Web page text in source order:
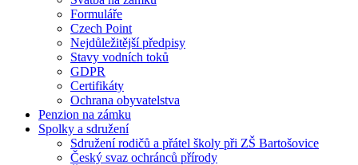
Formuláře
Czech Point
Nejdůležitější předpisy
Stavy vodních toků
GDPR
Certifikáty
Ochrana obyvatelstva
Penzion na zámku
Spolky a sdružení
Sdružení rodičů a přátel školy při ZŠ Bartošovice
Český svaz ochránců přírody